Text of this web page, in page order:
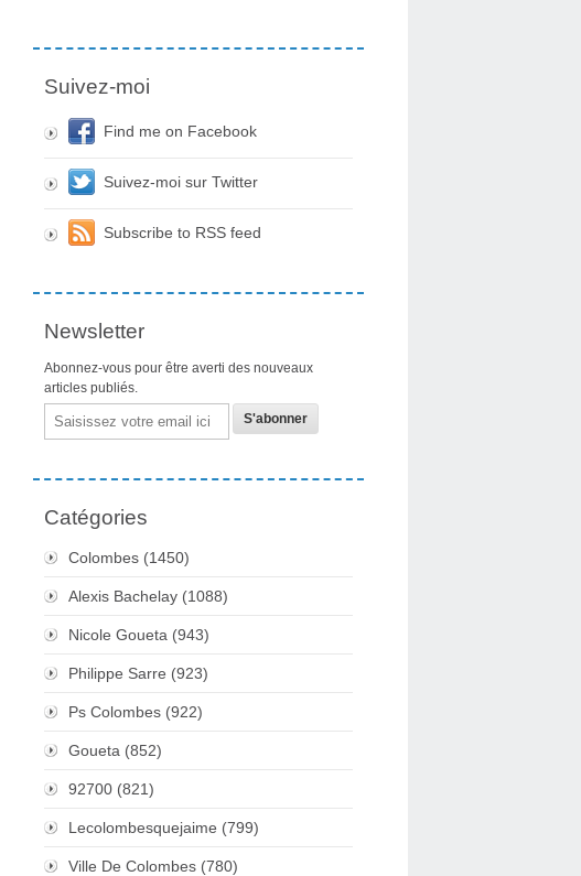
Suivez-moi
Find me on Facebook
Suivez-moi sur Twitter
Subscribe to RSS feed
Newsletter
Abonnez-vous pour être averti des nouveaux
articles publiés.
Email
Catégories
Colombes (1450)
Alexis Bachelay (1088)
Nicole Goueta (943)
Philippe Sarre (923)
Ps Colombes (922)
Goueta (852)
92700 (821)
Lecolombesquejaime (799)
Ville De Colombes (780)